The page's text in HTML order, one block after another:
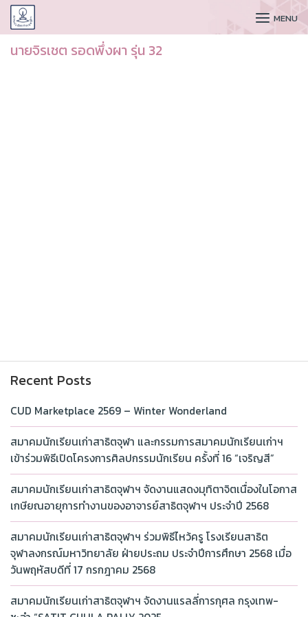
CUDAA MENU
นายจิรเชต รอดพึ่งผา รุ่น 32
Recent Posts
CUD Marketplace 2569 – Winter Wonderland
สมาคมนักเรียนเก่าสาธิตจุฬา และกรรมการสมาคมนักเรียนเก่าฯ
เข้าร่วมพิธีเปิดโครงการศิลปกรรมนักเรียน ครั้งที่ 16 “เจริญสี”
สมาคมนักเรียนเก่าสาธิตจุฬาฯ จัดงานแสดงมุทิตาจิตเนื่องในโอกาส
เกษียณอายุการทำงานของอาจารย์สาธิตจุฬาฯ ประจำปี 2568
สมาคมนักเรียนเก่าสาธิตจุฬาฯ ร่วมพิธีไหว้ครู โรงเรียนสาธิต
จุฬาลงกรณ์มหาวิทยาลัย ฝ่ายประถม ประจำปีการศึกษา 2568 เมื่อ
วันพฤหัสบดีที่ 17 กรกฎาคม 2568
สมาคมนักเรียนเก่าสาธิตจุฬาฯ จัดงานแรลลี่การกุศล กรุงเทพ-